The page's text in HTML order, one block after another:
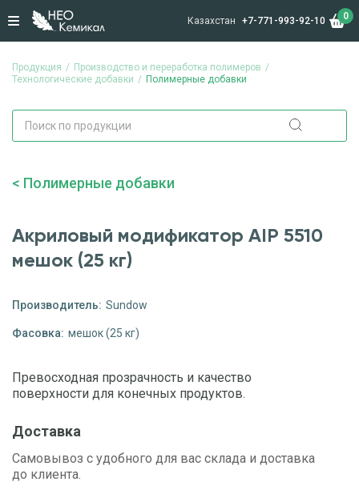
Казахстан +7-771-993-92-10 0
Продукция
Производство и переработка полимеров
Технологические добавки
Полимерные добавки
Полимерные добавки
Акриловый модификатор AIP 5510
мешок (25 кг)
Производитель: Sundow
Фасовка: мешок (25 кг)
Превосходная прозрачность и качество
поверхности для конечных продуктов.
Доставка
Самовывоз с удобного для вас склада и доставка
до клиента.